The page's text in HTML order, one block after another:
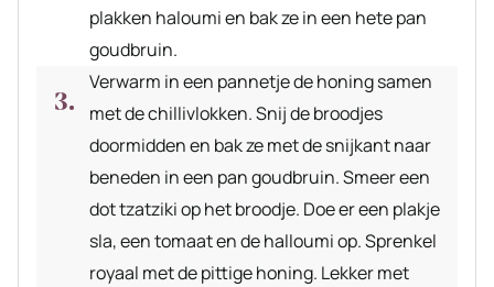
plakken haloumi en bak ze in een hete pan
goudbruin.
Verwarm in een pannetje de honing samen
met de chillivlokken. Snij de broodjes
doormidden en bak ze met de snijkant naar
beneden in een pan goudbruin. Smeer een
dot tzatziki op het broodje. Doe er een plakje
sla, een tomaat en de halloumi op. Sprenkel
royaal met de pittige honing. Lekker met